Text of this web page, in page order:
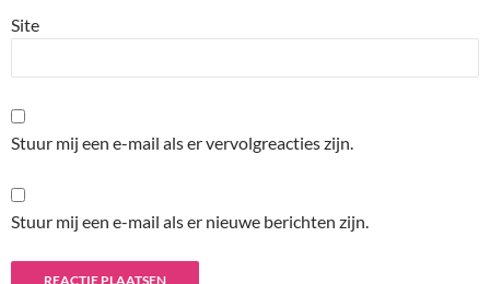
Site
Stuur mij een e-mail als er vervolgreacties zijn.
Stuur mij een e-mail als er nieuwe berichten zijn.